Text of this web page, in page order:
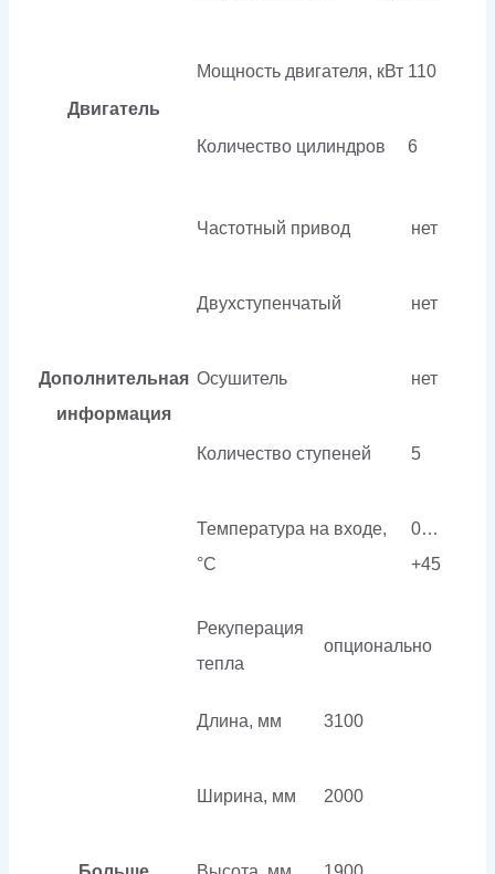
Двигатель
Мощность двигателя, кВт 110
Количество цилиндров 6
Дополнительная
информация
Частотный привод нет
Двухступенчатый нет
Осушитель нет
Количество ступеней 5
Температура на входе,
°C
0…
+45
Рекуперация
тепла
опционально
Длина, мм 3100
Ширина, мм 2000